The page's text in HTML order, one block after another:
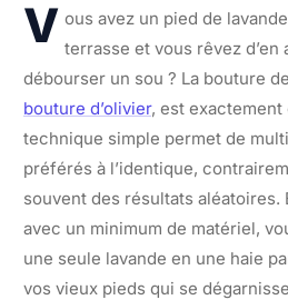
V ous avez un pied de
terrasse et vous rêvez d’en
débourser un sou ? La bouture
bouture d’olivier, est exactement
technique simple permet de
préférés à l’identique,
souvent des résultats aléatoires.
avec un minimum de matériel,
une seule lavande en une haie
vos vieux pieds qui se